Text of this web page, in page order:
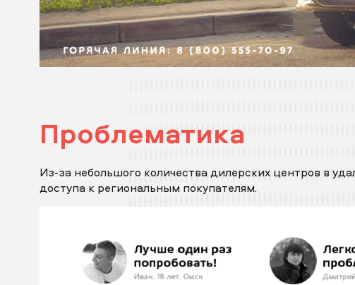
Проблематика
Из-за небольшого количества дилерских центров в
доступа к региональным покупателям.